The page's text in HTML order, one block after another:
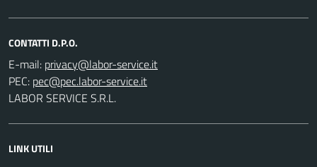
CONTATTI D.P.O.
E-mail:
PEC:
LABOR SERVICE S.R.L.
LINK UTILI